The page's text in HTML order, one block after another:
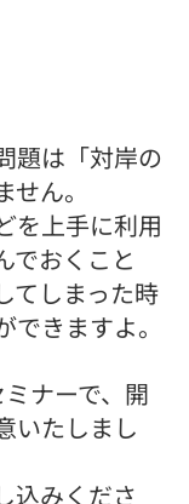
題は「対岸の
ん。
を上手に利用
でおくこと
てしまった時
きますよ。
ナーで、開
いたしまし
込みくださ